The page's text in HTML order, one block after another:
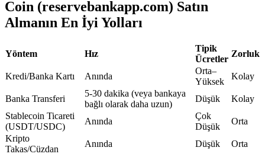
En iyi traderlarla güçlerinizi birleştirin
Coin (reservebankapp.com) Satın
Almanın En İyi Yolları
Yöntem Hız
Tipik
Ücretler
Zorluk
Kredi/Banka Kartı Anında
Orta–
Yüksek
Kolay
Banka Transferi
5-30 dakika (veya bankaya
bağlı olarak daha uzun)
Düşük
Kolay
Stablecoin Ticareti
(USDT/USDC)
Anında
Çok
Düşük
Orta
Kripto
Takas/Cüzdan
Anında Düşük Orta